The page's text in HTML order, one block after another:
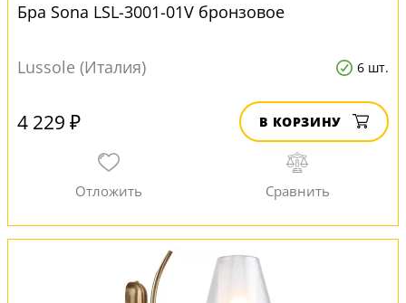
Бра Sona LSL-3001-01V бронзовое
Lussole (Италия) 6 шт.
4 229 ₽ В КОРЗИНУ